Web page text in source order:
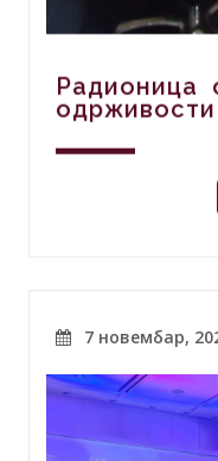
Радионица
7 новембар,